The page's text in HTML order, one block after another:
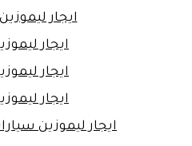
ايجار
ايجار
ايجار
ايجار
ايجار ليموزين